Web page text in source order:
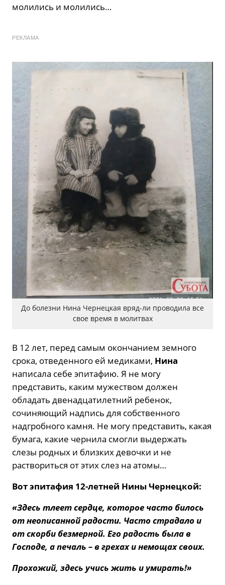
молились и молились…
РЕКЛАМА
До болезни Нина Чернецкая вряд-ли проводила все
свое время в молитвах
В 12 лет, перед самым окончанием земного
срока, отведенного ей медиками, Нина
написала себе эпитафию. Я не могу
представить, каким мужеством должен
обладать двенадцатилетний ребенок,
сочиняющий надпись для собственного
надгробного камня. Не могу представить, какая
бумага, какие чернила смогли выдержать
слезы родных и близких девочки и не
раствориться от этих слез на атомы…
Вот эпитафия 12-летней Нины Чернецкой:
«Здесь тлеет сердце, которое часто билось
от неописанной радости. Часто страдало и
от скорби безмерной. Его радость была в
Господе, а печаль – в грехах и немощах своих.
Прохожий, здесь учись жить и умирать!»